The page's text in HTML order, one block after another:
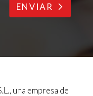
ENVIAR
, una empresa de